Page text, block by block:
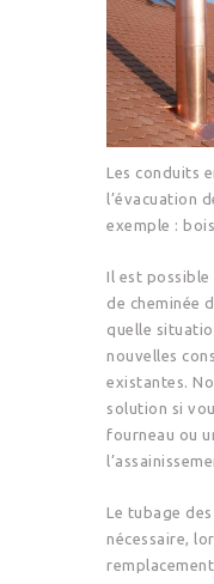
Les conduits
l’évacuation
exemple :
Il est possible
de cheminée
quelle
nouvelles
existantes.
solution si
fourneau ou
Le tubage
nécessaire,